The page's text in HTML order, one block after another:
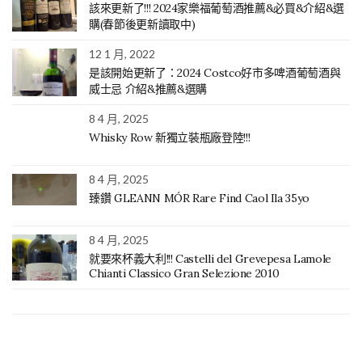
該來更新了!!! 2024家樂福葡萄酒推薦&必買&介紹&選
購(春節後更新讀取中)
12 1 月, 2022
是該開始更新了：2024 Costco好市多啤酒葡萄酒與
威士忌 介紹&推薦&選購
8 4 月, 2025
Whisky Row 新獨立裝瓶廠登陸!!!
8 4 月, 2025
臻鑽 GLEANN MÓR Rare Find Caol Ila 35yo
8 4 月, 2025
就要來杯義大利!!! Castelli del Grevepesa Lamole
Chianti Classico Gran Selezione 2010